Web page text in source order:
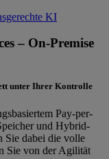
KI
– On-Premise
unter Ihrer Kontrolle
Pay-per-
und Hybrid-
Sie dabei die volle
Sie von der Agilität